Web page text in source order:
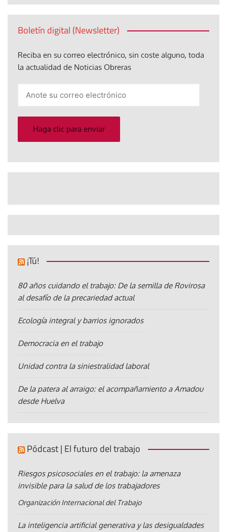
Boletín digital (Newsletter)
Reciba en su correo electrónico, sin coste alguno, toda
la actualidad de Noticias Obreras
electrónico
Haga clic para enviar
¡Tú!
80 años cuidando el trabajo: De la semilla de Rovirosa
al desafío de la precariedad actual
Ecología integral y barrios ignorados
Democracia en el trabajo
Unidad contra la siniestralidad laboral
De la patera al arraigo: el acompañamiento a Amadou
desde Huelva
Pódcast | El futuro del trabajo
Riesgos psicosociales en el trabajo: la amenaza
invisible para la salud de los trabajadores
Organización Internacional del Trabajo
La inteligencia artificial generativa y las desigualdades